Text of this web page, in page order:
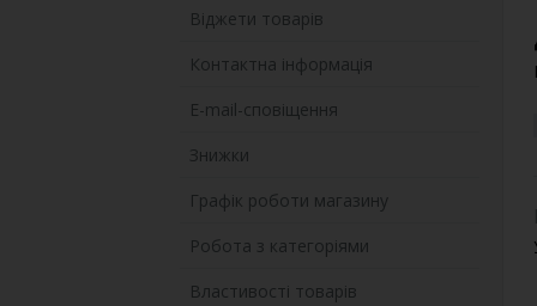
Віджети товарів
Контактна інформація
E-mail-сповіщення
Знижки
Графік роботи магазину
Робота з категоріями
Властивості товарів